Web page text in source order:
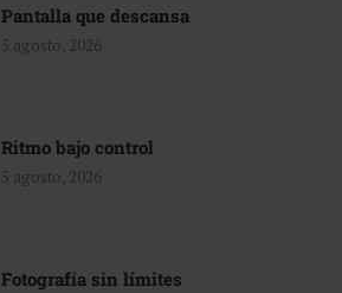
Pantalla que descansa
5 agosto, 2026
Ritmo bajo control
5 agosto, 2026
Fotografía sin límites